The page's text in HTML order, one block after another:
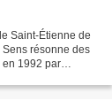
Saint-Étienne de
résonne des
en 1992 par